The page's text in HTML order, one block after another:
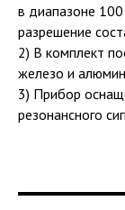
в диапазоне
разрешение
2) В комплект
железо и
3) Прибор
резонансного